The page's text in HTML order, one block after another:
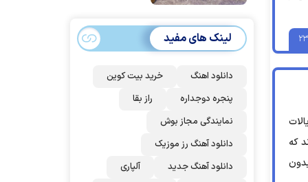
که
لینک های مفید
دانلود اهنگ
خرید بیت کوین
پنجره دوجداره
راز بقا
نمایندگی مجاز بوش
دانلود آهنگ رز‌ موزیک
دانلود آهنگ جدید
آلپاری